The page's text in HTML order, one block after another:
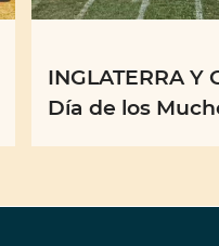
INGLATERRA Y
Día de los